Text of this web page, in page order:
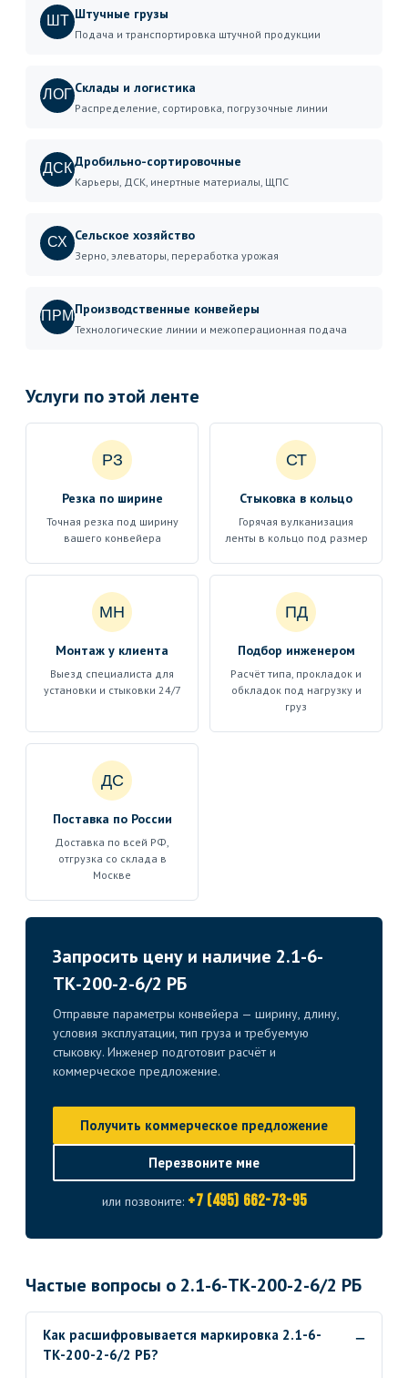
ШТ Штучные грузы
Подача и транспортировка штучной продукции
ЛОГ Склады и логистика
Распределение, сортировка, погрузочные линии
ДСКДробильно-сортировочные
Карьеры, ДСК, инертные материалы, ЩПС
СХ Сельское хозяйство
Зерно, элеваторы, переработка урожая
ПРМПроизводственные конвейеры
Технологические линии и межоперационная подача
Услуги по этой ленте
РЗ
Резка по ширине
Точная резка под ширину
вашего конвейера
СТ
Стыковка в кольцо
Горячая вулканизация
ленты в кольцо под размер
МН
Монтаж у клиента
Выезд специалиста для
установки и стыковки 24/7
ПД
Подбор инженером
Расчёт типа, прокладок и
обкладок под нагрузку и
груз
ДС
Поставка по России
Доставка по всей РФ,
отгрузка со склада в
Москве
Запросить цену и наличие 2.1-6-
ТК-200-2-6/2 РБ
Отправьте параметры конвейера — ширину, длину,
условия эксплуатации, тип груза и требуемую
стыковку. Инженер подготовит расчёт и
коммерческое предложение.
Получить коммерческое предложение
Перезвоните мне
или позвоните: +7 (495) 662-73-95
Частые вопросы о 2.1-6-ТК-200-2-6/2 РБ
Как расшифровывается маркировка 2.1-6-
ТК-200-2-6/2 РБ?